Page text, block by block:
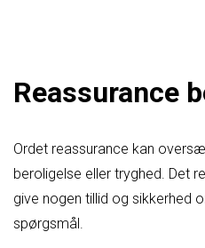
Reassurance
Ordet reassurance kan
beroligelse eller tryghed. Det
give nogen tillid og sikkerhed
spørgsmål.